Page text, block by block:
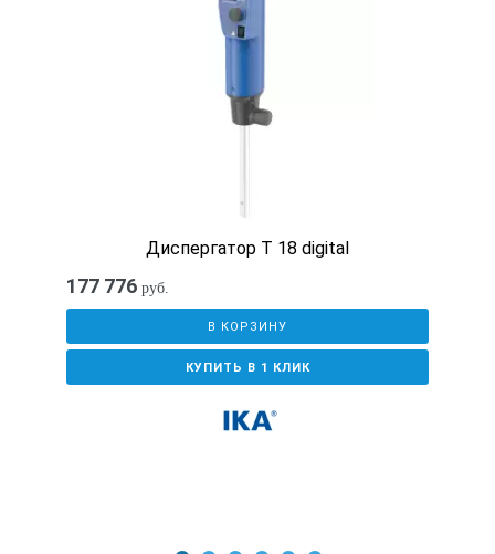
Глубина посадочного места
Диспергатор T 18 digital
177 776 руб.
В КОРЗИНУ
КУПИТЬ В 1 КЛИК